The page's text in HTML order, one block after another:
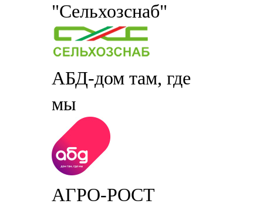
"Сельхозснаб"
АБД-дом там, где
мы
АГРО-РОСТ